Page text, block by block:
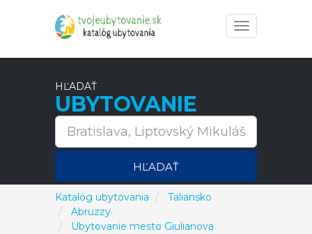
Toggle
navigation
HĽADAŤ
UBYTOVANIE
HĽADAŤ
Katalóg ubytovania
Taliansko
Abruzzy
Ubytovanie mesto Giulianova